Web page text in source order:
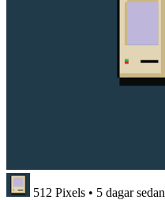
512 Pixels • 5 dagar sedan